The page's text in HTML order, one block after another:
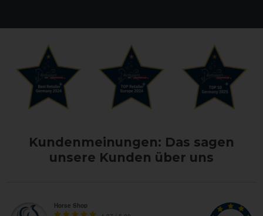
Kundenmeinungen: Das sagen
unsere Kunden über uns